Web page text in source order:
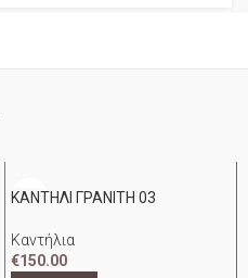
ΚΑΝΤΗΛΙ ΓΡΑΝΙΤΗ 03
Καντήλια
€150.00